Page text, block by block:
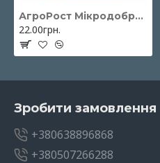
АгроРост Мікродобриво Орхідеї15мл
22.00грн.
Зробити замовлення
+380638896868
+380507266288